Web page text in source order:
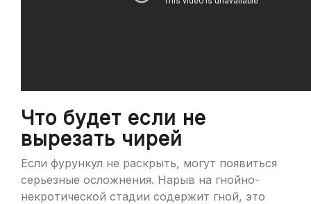
Что будет если не
вырезать чирей
Если фурункул не раскрыть, могут появиться
серьезные осложнения. Нарыв на гнойно-
некротической стадии содержит гной, это